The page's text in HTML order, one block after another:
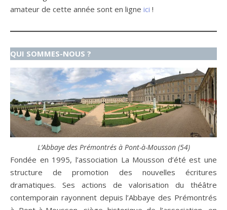
amateur de cette année sont en ligne ici !
QUI SOMMES-NOUS ?
L’Abbaye des Prémontrés à Pont-à-Mousson (54)
Fondée en 1995, l’association La Mousson d’été est une
structure de promotion des nouvelles écritures
dramatiques. Ses actions de valorisation du théâtre
contemporain rayonnent depuis l’Abbaye des Prémontrés